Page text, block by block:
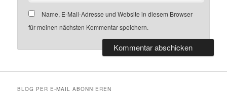
Name, E-Mail-Adresse und Website in diesem Browser
für meinen nächsten Kommentar speichern.
BLOG PER E-MAIL ABONNIEREN